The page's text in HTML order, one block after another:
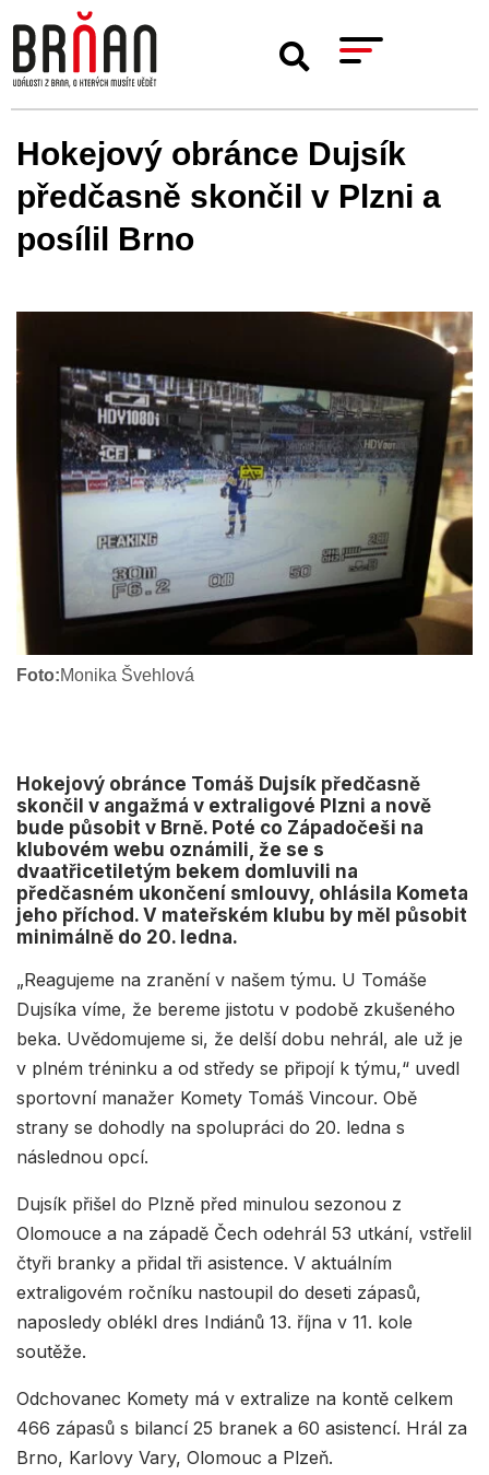
Hokejový obránce Dujsík
předčasně skončil v Plzni a
posílil Brno
Foto:Monika Švehlová
Hokejový obránce Tomáš Dujsík předčasně
skončil v angažmá v extraligové Plzni a nově
bude působit v Brně. Poté co Západočeši na
klubovém webu oznámili, že se s
dvaatřicetiletým bekem domluvili na
předčasném ukončení smlouvy, ohlásila Kometa
jeho příchod. V mateřském klubu by měl působit
minimálně do 20. ledna.
„Reagujeme na zranění v našem týmu. U Tomáše
Dujsíka víme, že bereme jistotu v podobě zkušeného
beka. Uvědomujeme si, že delší dobu nehrál, ale už je
v plném tréninku a od středy se připojí k týmu,“ uvedl
sportovní manažer Komety Tomáš Vincour. Obě
strany se dohodly na spolupráci do 20. ledna s
následnou opcí.
Dujsík přišel do Plzně před minulou sezonou z
Olomouce a na západě Čech odehrál 53 utkání, vstřelil
čtyři branky a přidal tři asistence. V aktuálním
extraligovém ročníku nastoupil do deseti zápasů,
naposledy oblékl dres Indiánů 13. října v 11. kole
soutěže.
Odchovanec Komety má v extralize na kontě celkem
466 zápasů s bilancí 25 branek a 60 asistencí. Hrál za
Brno, Karlovy Vary, Olomouc a Plzeň.